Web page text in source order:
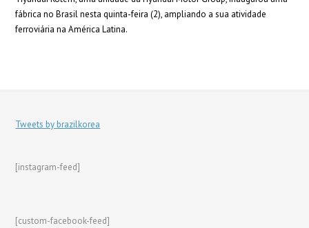
fábrica no Brasil nesta quinta-feira (2), ampliando a sua atividade
ferroviária na América Latina.
Tweets by brazilkorea
[instagram-feed]
[custom-facebook-feed]